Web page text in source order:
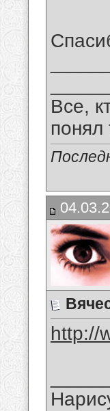
Все,
понял
http://